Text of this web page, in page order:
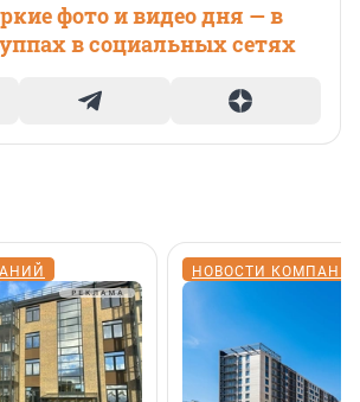
фото и видео дня — в
в социальных сетях
НОВОСТИ